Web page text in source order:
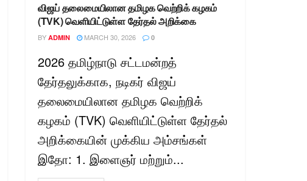
விஜய் தலைமையிலான தமிழக வெற்றிக் கழகம்
(TVK) வெளியிட்டுள்ள தேர்தல் அறிக்கை
BY ADMIN MARCH 30, 2026 0
2026 தமிழ்நாடு சட்டமன்றத்
தேர்தலுக்காக, நடிகர் விஜய்
தலைமையிலான தமிழக வெற்றிக்
கழகம் (TVK) வெளியிட்டுள்ள தேர்தல்
அறிக்கையின் முக்கிய அம்சங்கள்
இதோ: 1. இளைஞர் மற்றும்...